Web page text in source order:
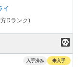
イ
Dランク)
入手済み 未入手